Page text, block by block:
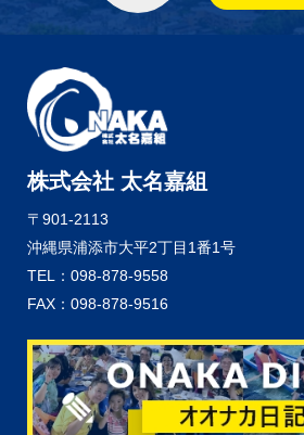
株式会社 太名嘉組
〒901-2113
沖縄県浦添市大平2丁目1番1号
TEL：098-878-9558
FAX：098-878-9516